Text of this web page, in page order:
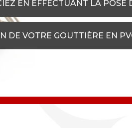
EN EFFECTUANT LA POSE
DE VOTRE GOUTTIÈRE EN